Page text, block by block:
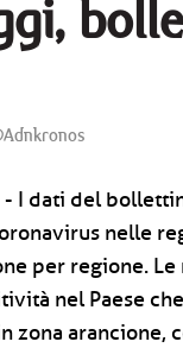
- I dati del
nelle
per regione.
nel Paese
zona arancione,